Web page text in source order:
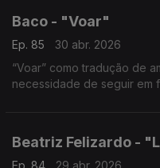
Baco - "Voar"
Ep. 85
30 abr. 2026
“Voar” como tradução de
necessidade de seguir em
Beatriz Felizardo -
Ep. 84
29 abr. 2026